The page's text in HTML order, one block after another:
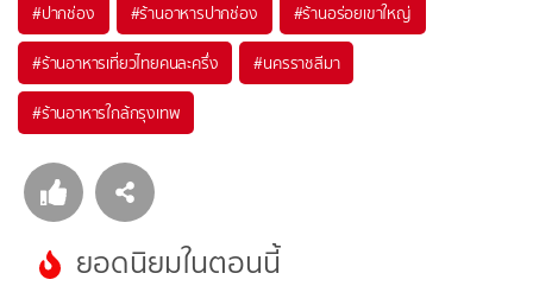
#ปากช่อง #ร้านอาหารปากช่อง #ร้านอร่อยเขาใหญ่
#ร้านอาหารเที่ยวไทยคนละครึ่ง #นครราชสีมา
#ร้านอาหารใกล้กรุงเทพ
ยอดนิยมในตอนนี้